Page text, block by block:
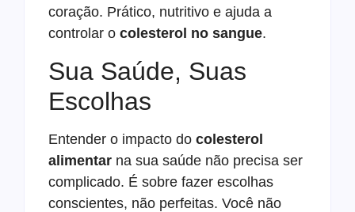
coração. Prático, nutritivo e ajuda a
controlar o colesterol no sangue.
Sua Saúde, Suas
Escolhas
Entender o impacto do colesterol
alimentar na sua saúde não precisa ser
complicado. É sobre fazer escolhas
conscientes, não perfeitas. Você não